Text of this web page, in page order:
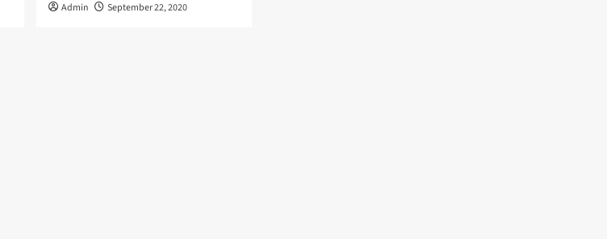
Admin September 22, 2020